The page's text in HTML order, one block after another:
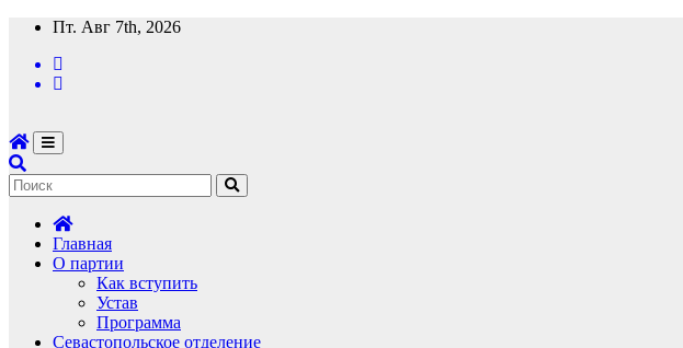
Перейти
содержимому
Пт. Авг 7th, 2026
Главная
О партии
Как вступить
Устав
Программа
Севастопольское отделение